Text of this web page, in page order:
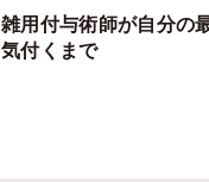
雑用付与術師が自分の
気付くまで